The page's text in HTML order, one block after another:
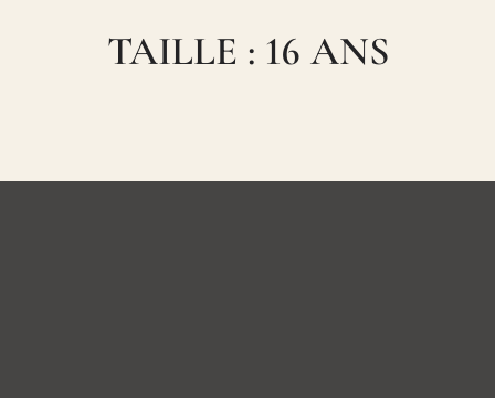
TAILLE : 16 ANS